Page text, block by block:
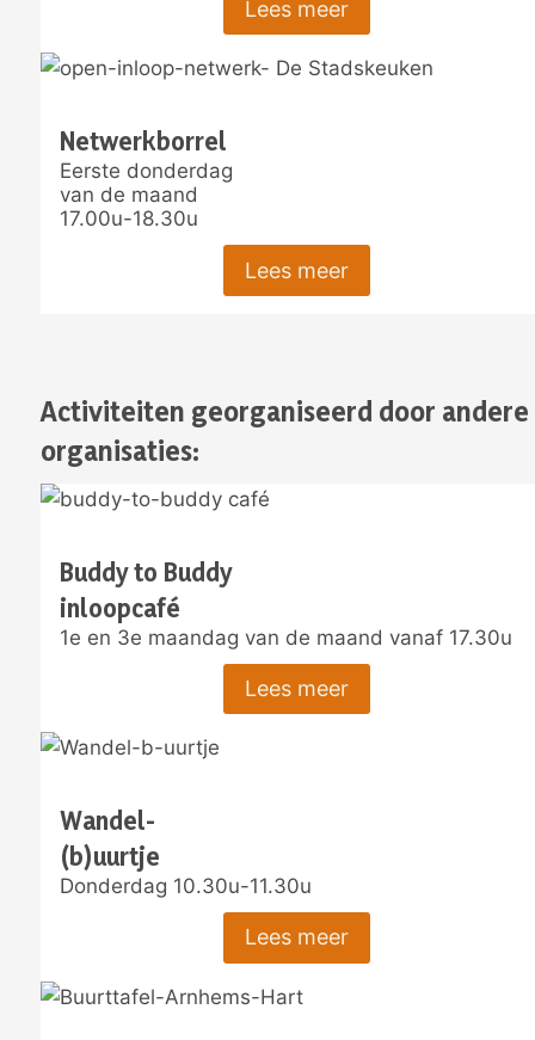
Lees meer
Netwerkborrel
Eerste donderdag
van de maand
17.00u-18.30u
Lees meer
Activiteiten georganiseerd door andere
organisaties:
Buddy to Buddy
inloopcafé
1e en 3e maandag van de maand vanaf 17.30u
Lees meer
Wandel-
(b)uurtje
Donderdag 10.30u-11.30u
Lees meer